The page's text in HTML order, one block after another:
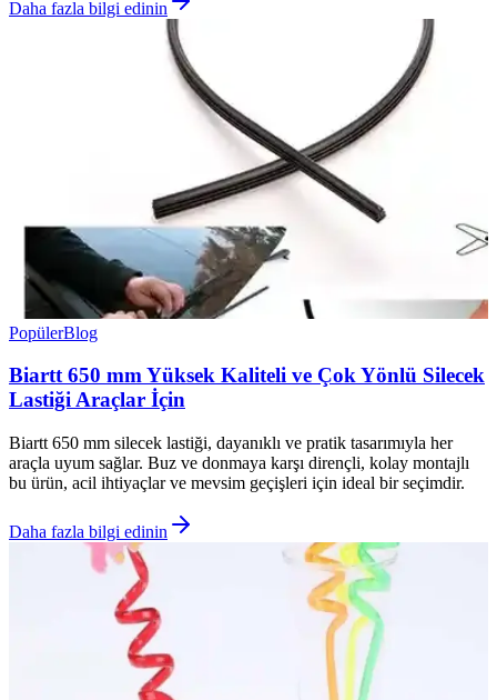
Daha fazla bilgi edinin
PopülerBlog
Biartt 650 mm Yüksek Kaliteli ve Çok Yönlü Silecek
Lastiği Araçlar İçin
Biartt 650 mm silecek lastiği, dayanıklı ve pratik tasarımıyla her
araçla uyum sağlar. Buz ve donmaya karşı dirençli, kolay montajlı
bu ürün, acil ihtiyaçlar ve mevsim geçişleri için ideal bir seçimdir.
Daha fazla bilgi edinin